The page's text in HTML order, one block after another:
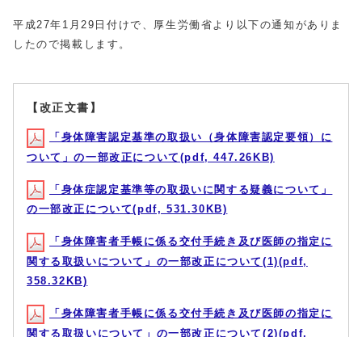
平成27年1月29日付けで、厚生労働省より以下の通知がありま
したので掲載します。
【改正文書】
「身体障害認定基準の取扱い（身体障害認定要領）に
ついて」の一部改正について(pdf, 447.26KB)
「身体症認定基準等の取扱いに関する疑義について」
の一部改正について(pdf, 531.30KB)
「身体障害者手帳に係る交付手続き及び医師の指定に
関する取扱いについて」の一部改正について(1)(pdf,
358.32KB)
「身体障害者手帳に係る交付手続き及び医師の指定に
関する取扱いについて」の一部改正について(2)(pdf,